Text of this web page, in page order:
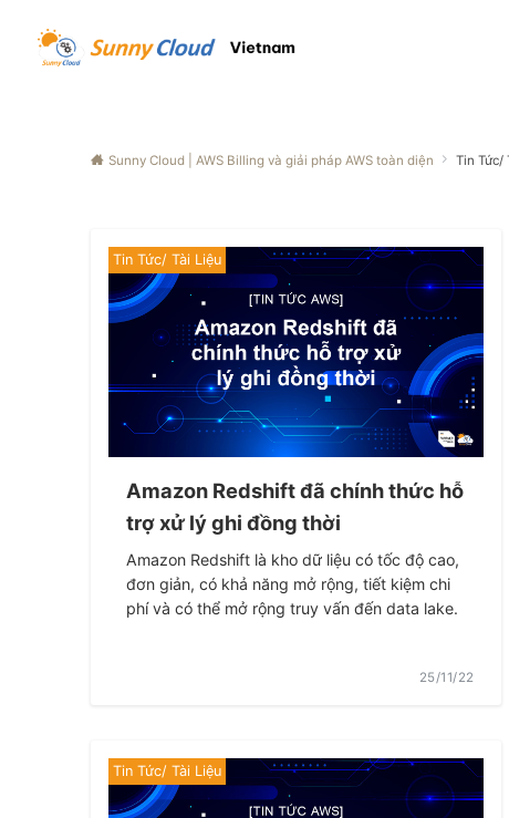
Sunny Cloud | AWS Billing và giải pháp AWS toàn diện Tin Tức/
Tin Tức/ Tài Liệu
Amazon Redshift đã chính thức hỗ
trợ xử lý ghi đồng thời
Amazon Redshift là kho dữ liệu có tốc độ cao,
đơn giản, có khả năng mở rộng, tiết kiệm chi
phí và có thể mở rộng truy vấn đến data lake.
25/11/22
Tin Tức/ Tài Liệu